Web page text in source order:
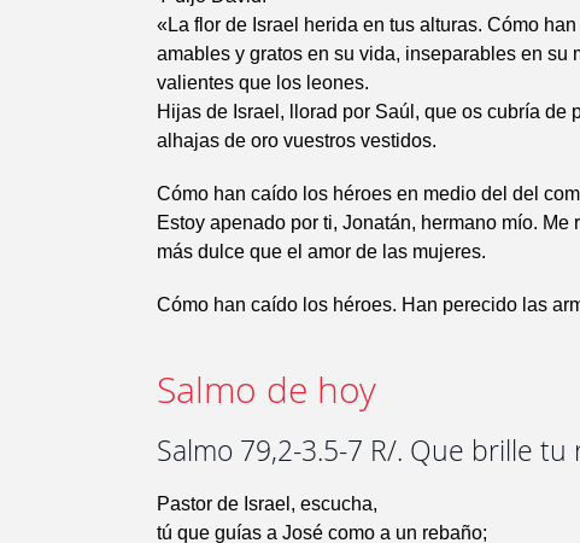
«La flor de Israel herida en tus alturas. Cómo
amables y gratos en su vida, inseparables en su
valientes que los leones.
Hijas de Israel, llorad por Saúl, que os cubría de
alhajas de oro vuestros vestidos.
Cómo han caído los héroes en medio del del
Estoy apenado por ti, Jonatán, hermano mío.
más dulce que el amor de las mujeres.
Cómo han caído los héroes. Han perecido las
Salmo de hoy
Salmo 79,2-3.5-7 R/. Que brille
Pastor de Israel, escucha,
tú que guías a José como a un rebaño;